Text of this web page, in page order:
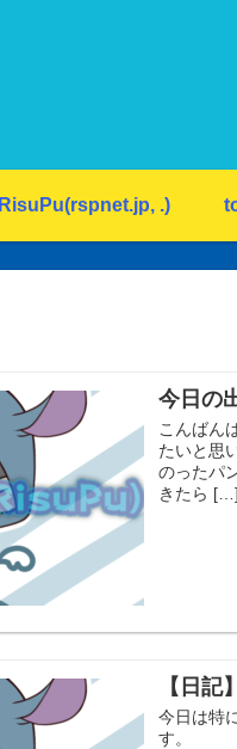
RisuPu(rspnet.jp, .)
今日の
こんばん
たいと思
のったパ
きたら […]
【日記
今日は特
す。